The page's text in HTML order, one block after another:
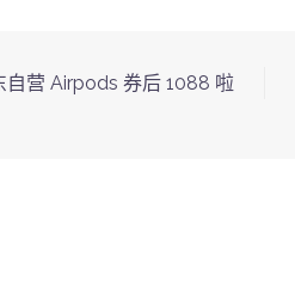
自营 Airpods 券后 1088 啦